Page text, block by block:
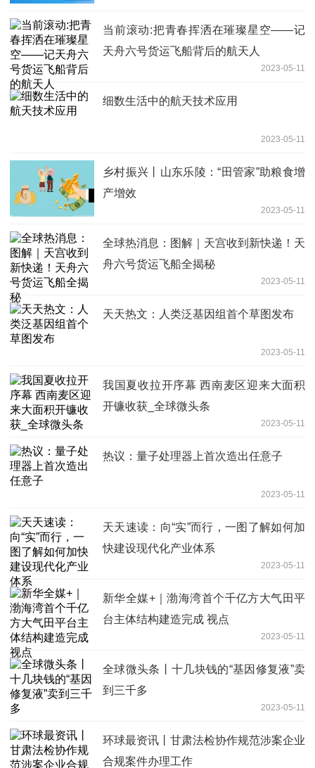
当前滚动:把青春挥洒在璀璨星空——记
天舟六号货运飞船背后的航天人
2023-05-11
细数生活中的航天技术应用
2023-05-11
乡村振兴丨山东乐陵：“田管家”助粮食增
产增效
2023-05-11
全球热消息：图解｜天宫收到新快递！天
舟六号货运飞船全揭秘
2023-05-11
天天热文：人类泛基因组首个草图发布
2023-05-11
我国夏收拉开序幕 西南麦区迎来大面积
开镰收获_全球微头条
2023-05-11
热议：量子处理器上首次造出任意子
2023-05-11
天天速读：向“实”而行，一图了解如何加
快建设现代化产业体系
2023-05-11
新华全媒+｜渤海湾首个千亿方大气田平
台主体结构建造完成 视点
2023-05-11
全球微头条丨十几块钱的“基因修复液”卖
到三千多
2023-05-11
环球最资讯丨甘肃法检协作规范涉案企业
合规案件办理工作